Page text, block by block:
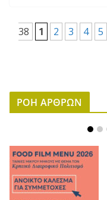
38
1 2 3 4 5
ΡΟΗ ΑΡΘΡΩΝ